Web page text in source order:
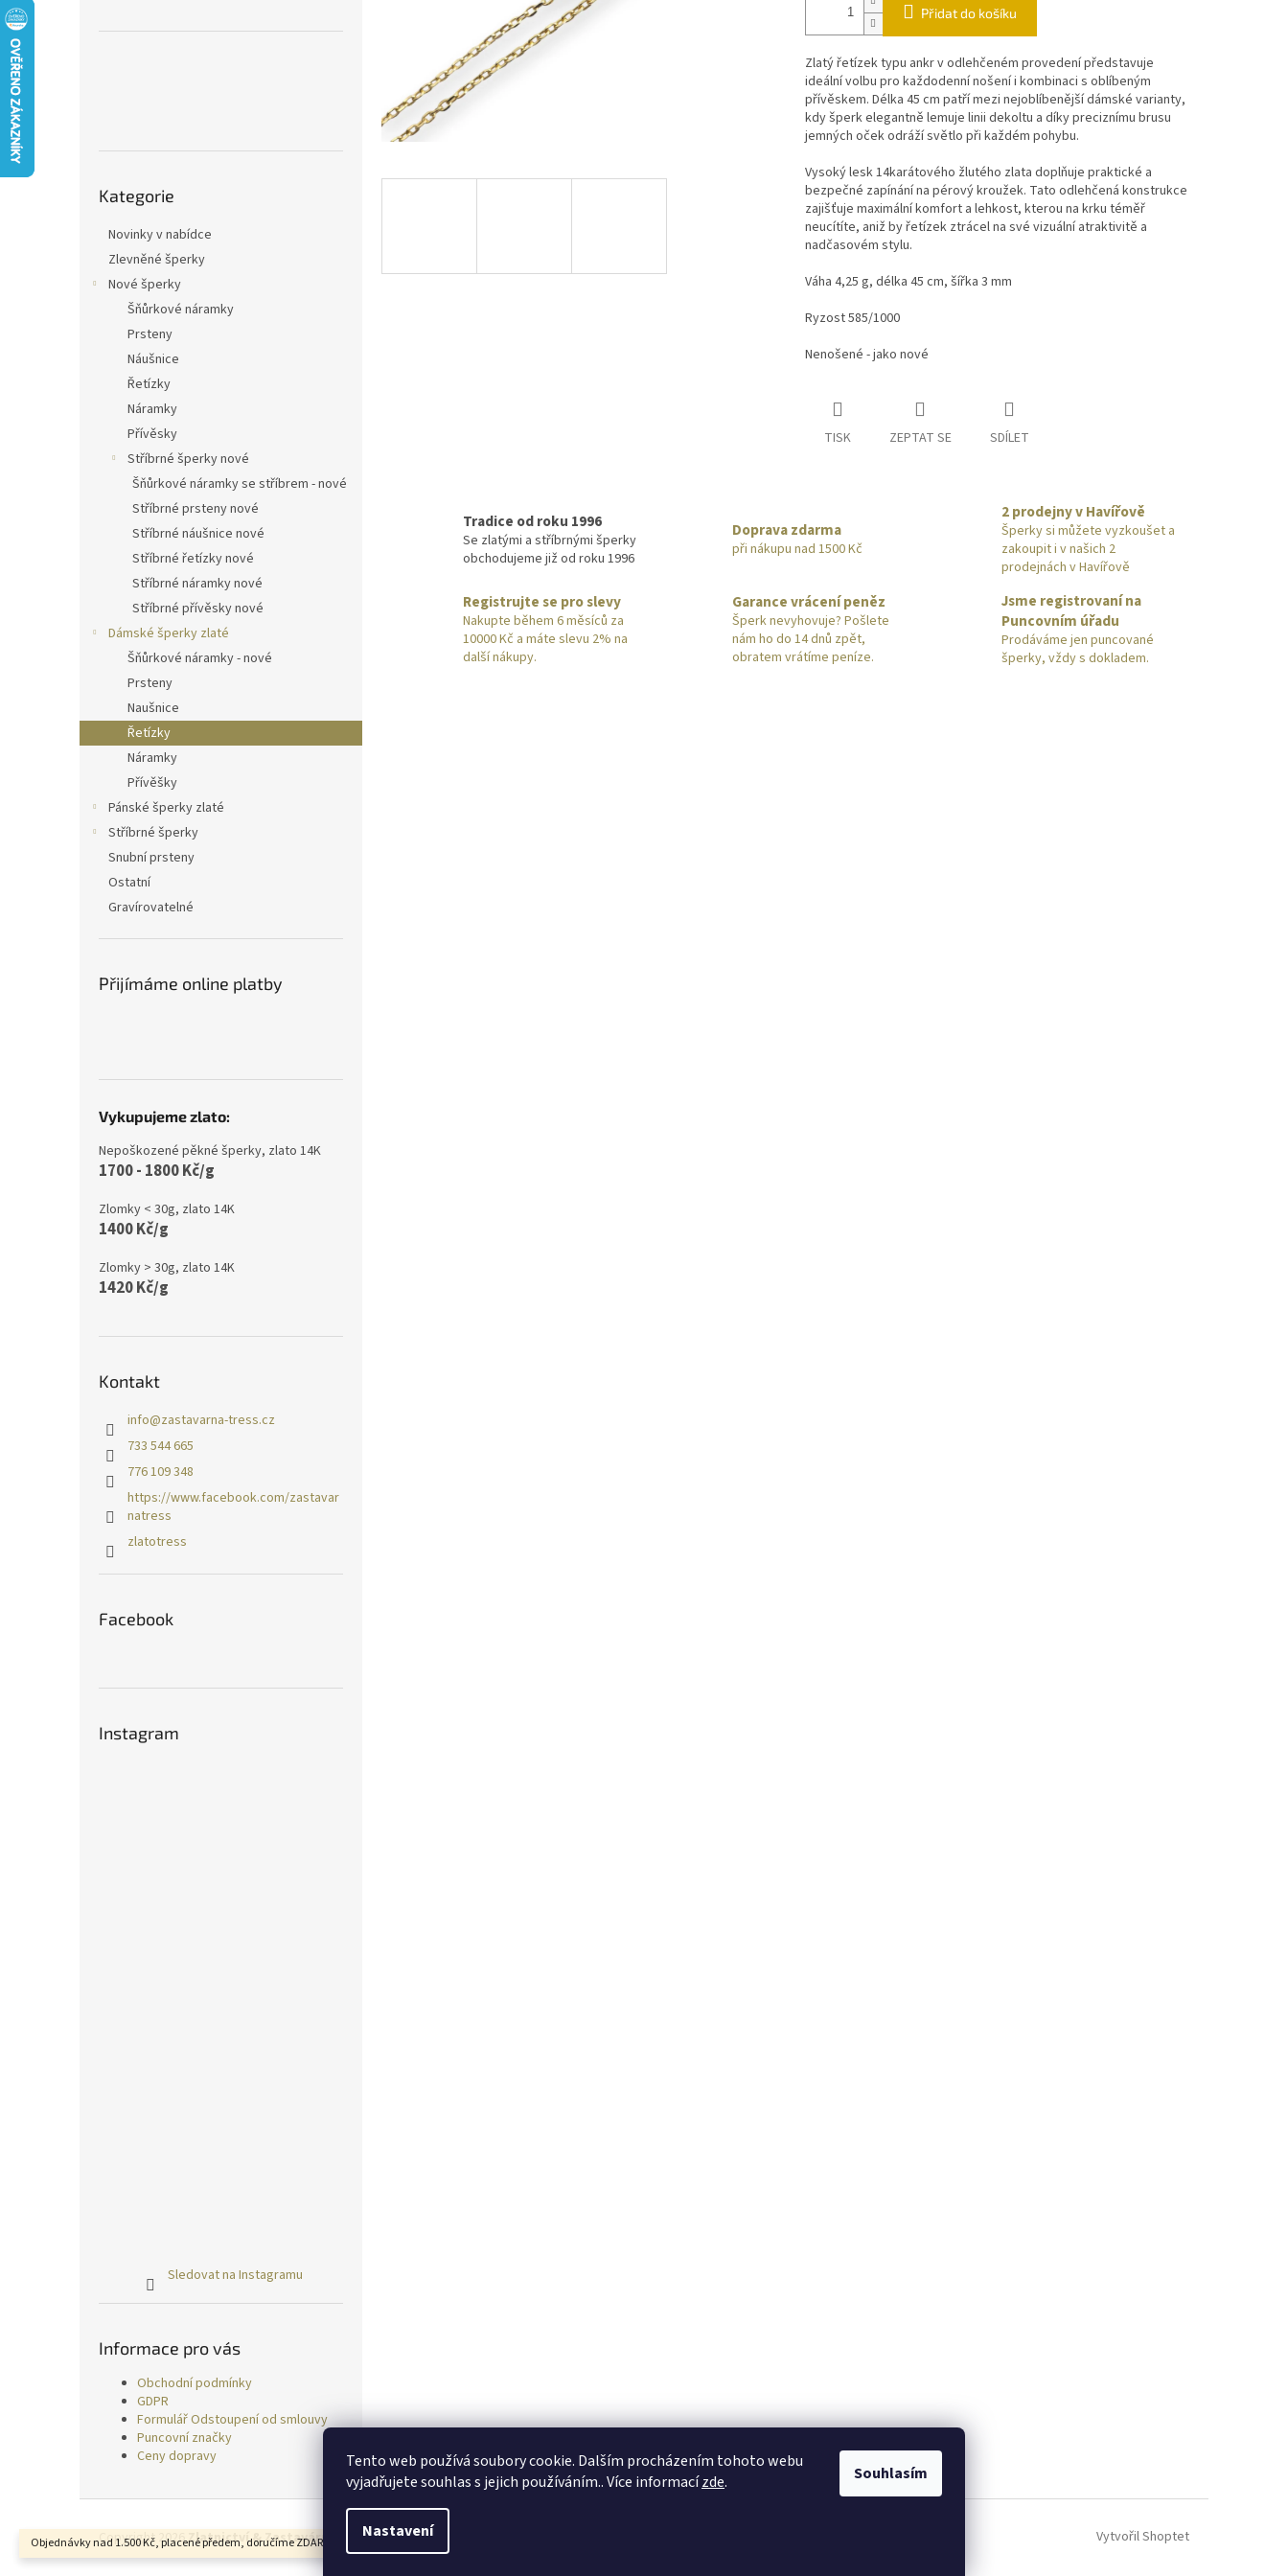
Tento web používá soubory cookie. Dalším procházením tohoto webu
vyjadřujete souhlas s jejich používáním.. Více informacízde.
Nastavení
Souhlasím
Objednávky nad 1.500 Kč, placené předem, doručíme ZDARMA.
kategorie
Kategorie
Novinky v nabídce
Zlevněné šperky
Nové šperky
Šňůrkové náramky
Prsteny
Náušnice
Řetízky
Náramky
Přívěsky
Stříbrné šperky nové
Šňůrkové náramky se stříbrem - nové
Stříbrné prsteny nové
Stříbrné náušnice nové
Stříbrné řetízky nové
Stříbrné náramky nové
Stříbrné přívěsky nové
Dámské šperky zlaté
Šňůrkové náramky - nové
Prsteny
Naušnice
Řetízky
Náramky
Přívěšky
Pánské šperky zlaté
Stříbrné šperky
Snubní prsteny
Ostatní
Gravírovatelné
Přijímáme online platby
Vykupujeme zlato:
Nepoškozené pěkné šperky, zlato 14K
1700 - 1800 Kč/g
Zlomky < 30g, zlato 14K
1400 Kč/g
Zlomky > 30g, zlato 14K
1420 Kč/g
Kontakt
info@zastavarna-tress.cz
733 544 665
776 109 348
https://www.facebook.com/zastavar
natress
zlatotress
Facebook
Instagram
Sledovat na Instagramu
Informace pro vás
Obchodní podmínky
GDPR
Formulář Odstoupení od smlouvy
Puncovní značky
Ceny dopravy
Přidat do košíku
Zlatý řetízek typu ankr v odlehčeném provedení představuje
ideální volbu pro každodenní nošení i kombinaci s oblíbeným
přívěskem. Délka 45 cm patří mezi nejoblíbenější dámské varianty,
kdy šperk elegantně lemuje linii dekoltu a díky preciznímu brusu
jemných oček odráží světlo při každém pohybu.
Vysoký lesk 14karátového žlutého zlata doplňuje praktické a
bezpečné zapínání na pérový kroužek. Tato odlehčená konstrukce
zajišťuje maximální komfort a lehkost, kterou na krku téměř
neucítíte, aniž by řetízek ztrácel na své vizuální atraktivitě a
nadčasovém stylu.
Váha 4,25 g, délka 45 cm, šířka 3 mm
Ryzost 585/1000
Nenošené - jako nové
TISK ZEPTAT SE SDÍLET
Tradice od roku 1996
Se zlatými a stříbrnými šperky
obchodujeme již od roku 1996
Doprava zdarma
při nákupu nad 1500 Kč
2 prodejny v Havířově
Šperky si můžete vyzkoušet a
zakoupit i v našich 2
prodejnách v Havířově
Registrujte se pro slevy
Nakupte během 6 měsíců za
10000 Kč a máte slevu 2% na
další nákupy.
Garance vrácení peněz
Šperk nevyhovuje? Pošlete
nám ho do 14 dnů zpět,
obratem vrátíme peníze.
Jsme registrovaní na
Puncovním úřadu
Prodáváme jen puncované
šperky, vždy s dokladem.
Vytvořil Shoptet
Copyright 2026Zlatnictví & Zastavárna TRESS. Všechna práva vyhrazena.